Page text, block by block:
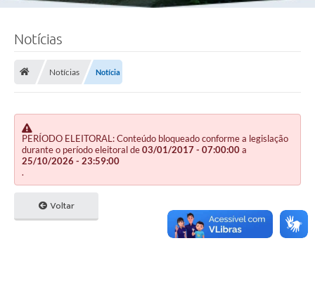
Notícias
Notícias Notícia
PERÍODO ELEITORAL: Conteúdo bloqueado conforme a legislação
durante o período eleitoral de03/01/2017 - 07:00:00a
25/10/2026 - 23:59:00
.
Voltar